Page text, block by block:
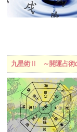
九星術Ⅱ ～開運占術